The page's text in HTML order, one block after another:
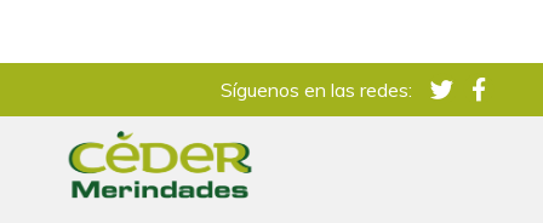
Síguenos en las redes: